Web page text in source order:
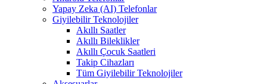
Yapay Zeka (AI) Telefonlar
Giyilebilir Teknolojiler
Akıllı Saatler
Akıllı Bileklikler
Akıllı Çocuk Saatleri
Takip Cihazları
Tüm Giyilebilir Teknolojiler